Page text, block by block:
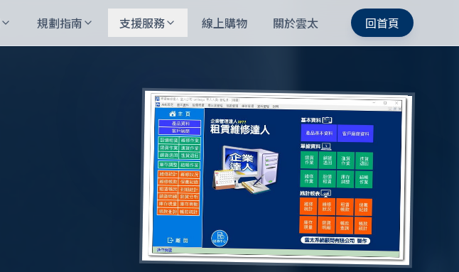
規劃指南 支援服務 線上購物 關於雲太 回首頁